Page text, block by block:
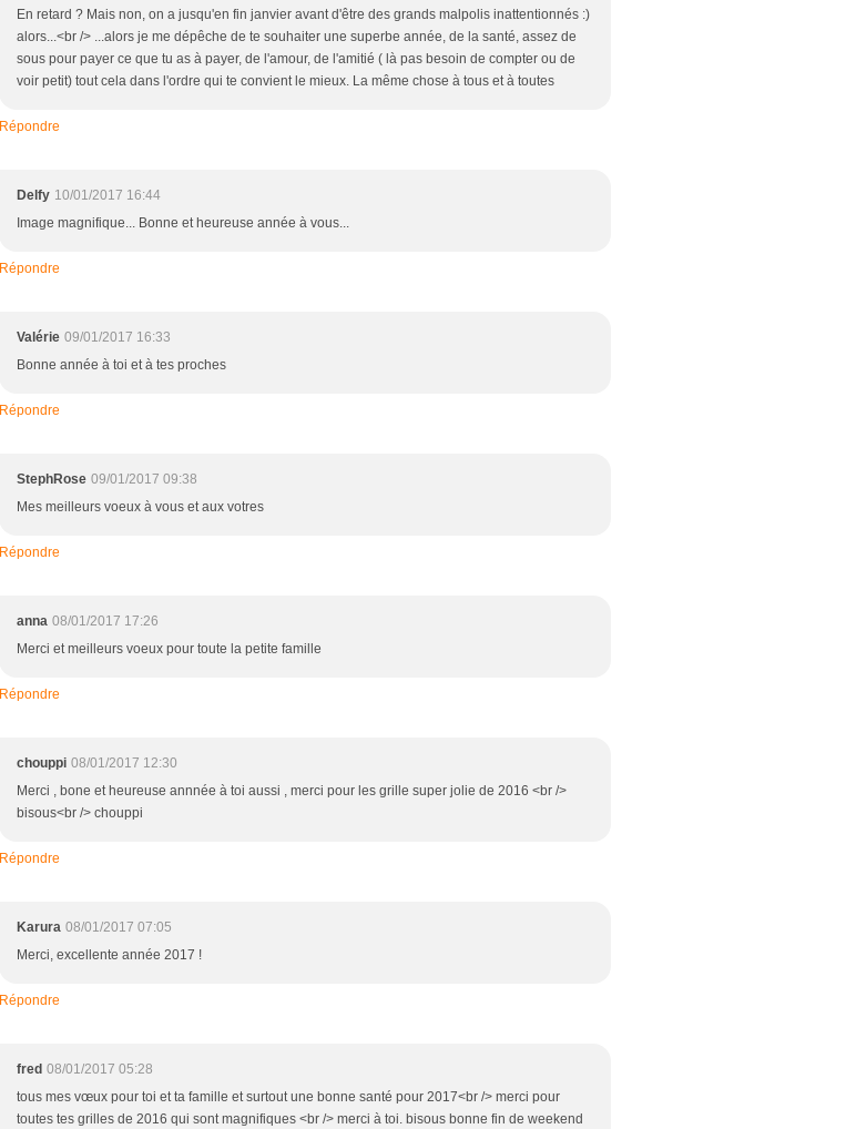
En retard ? Mais non, on a jusqu'en fin janvier avant d'être des grands malpolis inattentionnés :)
alors...<br /> ...alors je me dépêche de te souhaiter une superbe année, de la santé, assez de
sous pour payer ce que tu as à payer, de l'amour, de l'amitié ( là pas besoin de compter ou de
voir petit) tout cela dans l'ordre qui te convient le mieux. La même chose à tous et à toutes
Répondre
Delfy 10/01/2017 16:44
Image magnifique... Bonne et heureuse année à vous...
Répondre
Valérie 09/01/2017 16:33
Bonne année à toi et à tes proches
Répondre
StephRose 09/01/2017 09:38
Mes meilleurs voeux à vous et aux votres
Répondre
anna 08/01/2017 17:26
Merci et meilleurs voeux pour toute la petite famille
Répondre
chouppi 08/01/2017 12:30
Merci , bone et heureuse annnée à toi aussi , merci pour les grille super jolie de 2016 <br />
bisous<br /> chouppi
Répondre
Karura 08/01/2017 07:05
Merci, excellente année 2017 !
Répondre
fred 08/01/2017 05:28
tous mes vœux pour toi et ta famille et surtout une bonne santé pour 2017<br /> merci pour
toutes tes grilles de 2016 qui sont magnifiques <br /> merci à toi. bisous bonne fin de weekend